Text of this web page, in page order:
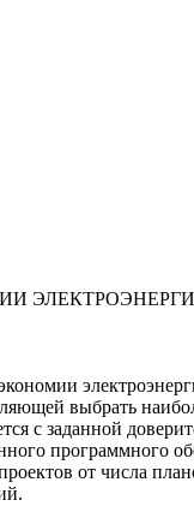
выбрать
с заданной
программного
от числа